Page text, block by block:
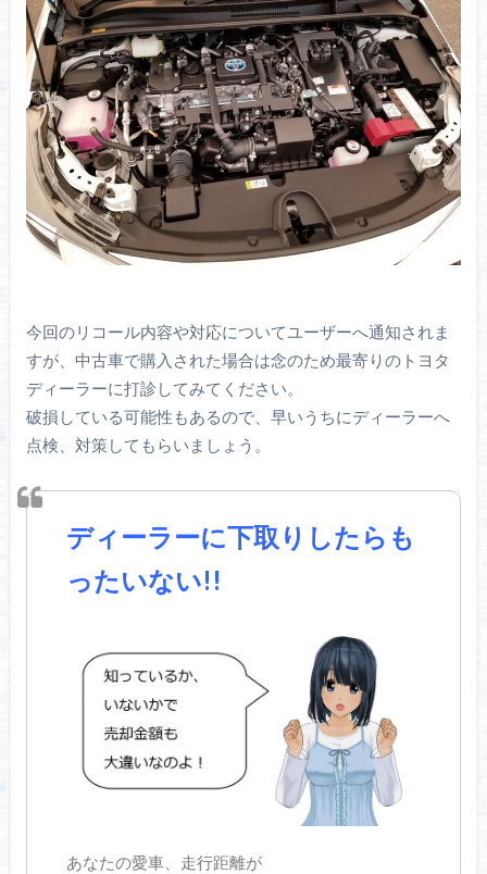
今回のリコール内容や対応についてユーザーへ通知されま
すが、中古車で購入された場合は念のため最寄りのトヨタ
ディーラーに打診してみてください。
破損している可能性もあるので、早いうちにディーラーへ
点検、対策してもらいましょう。
ディーラーに下取りしたらも
ったいない!!
あなたの愛車、走行距離が